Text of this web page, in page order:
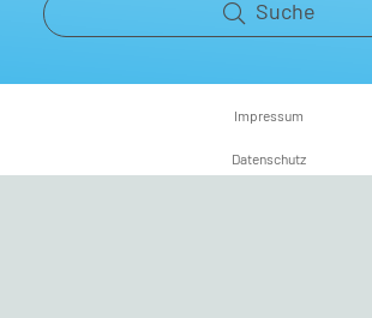
Suche
Impressum
Datenschutz